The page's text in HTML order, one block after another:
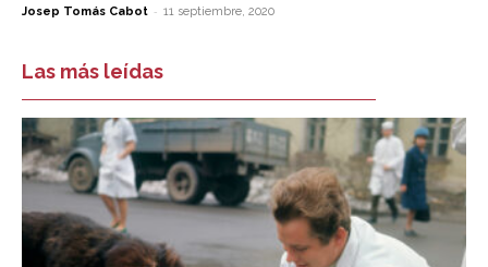
Josep Tomás Cabot - 11 septiembre, 2020
Las más leídas